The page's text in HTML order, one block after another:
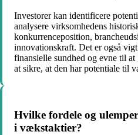
Investorer kan identificere
analysere virksomhedens
konkurrenceposition,
innovationskraft. Det er også
finansielle sundhed og evne til
at sikre, at den har potentiale til
Hvilke fordele og
i vækstaktier?